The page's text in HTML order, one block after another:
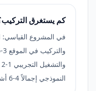
كم يستغرق
النموذجي إجمالاً 4-6 أشهر.